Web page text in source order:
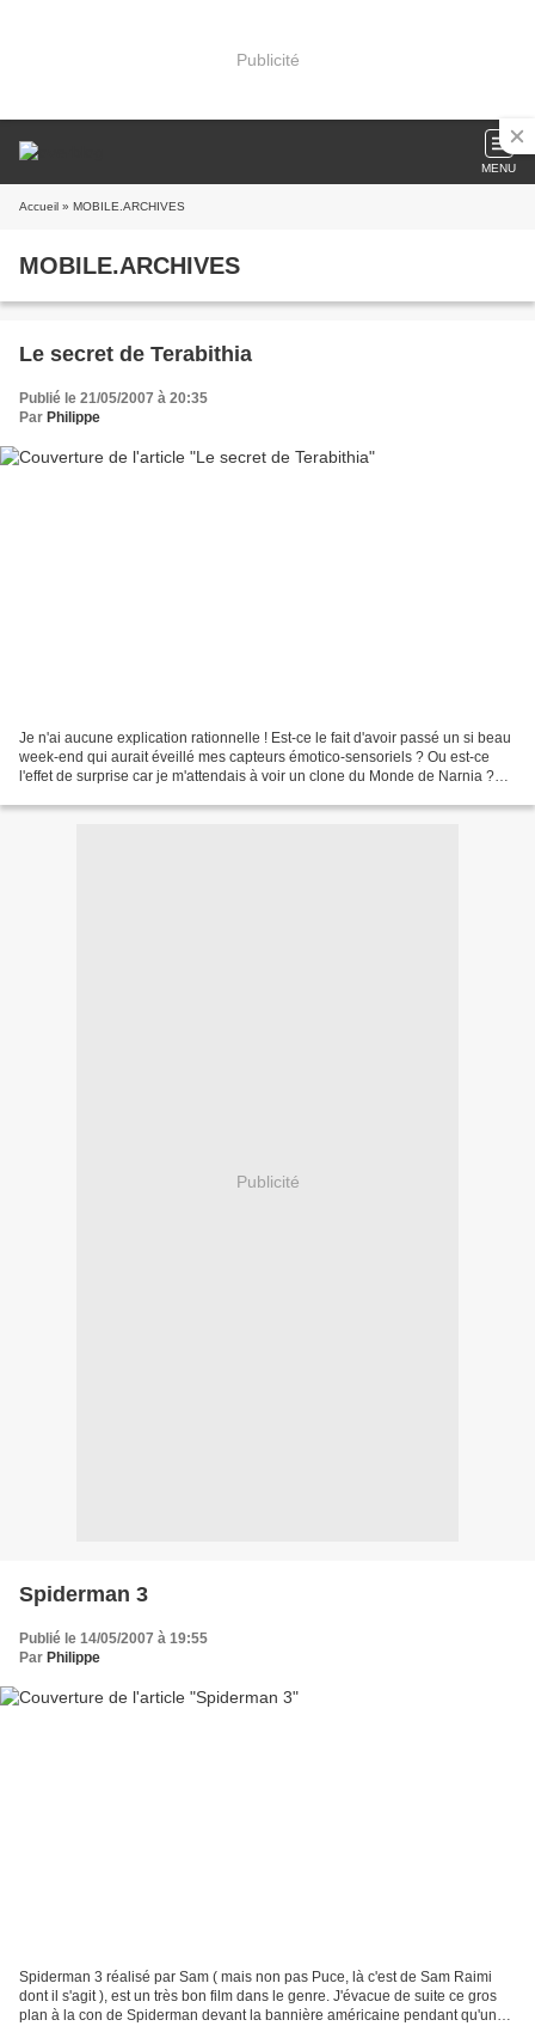
Publicité
MENU
Accueil » MOBILE.ARCHIVES
MOBILE.ARCHIVES
Le secret de Terabithia
Publié le 21/05/2007 à 20:35
Par Philippe
Je n'ai aucune explication rationnelle ! Est-ce le fait d'avoir passé un si beau
week-end qui aurait éveillé mes capteurs émotico-sensoriels ? Ou est-ce
l'effet de surprise car je m'attendais à voir un clone du Monde de Narnia ?
Publicité
Spiderman 3
Publié le 14/05/2007 à 19:55
Par Philippe
Spiderman 3 réalisé par Sam ( mais non pas Puce, là c'est de Sam Raimi
dont il s'agit ), est un très bon film dans le genre. J'évacue de suite ce gros
plan à la con de Spiderman devant la bannière américaine pendant qu'une